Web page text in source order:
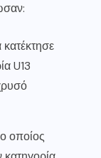
U13
οποίος